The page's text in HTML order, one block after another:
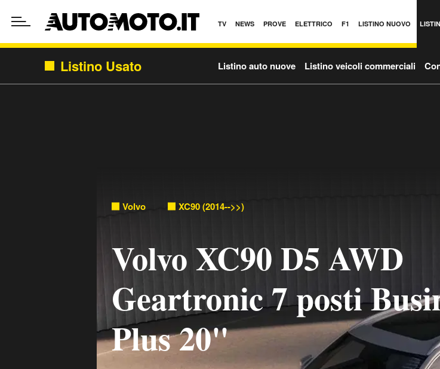
TV NEWS PROVE ELETTRICO F1 LISTINO NUOVO
Listino Usato Listino auto nuove Listino veicoli commerciali
Volvo XC90 (2014-->>)
Volvo XC90 D5 AWD
Geartronic 7 posti
Plus 20"